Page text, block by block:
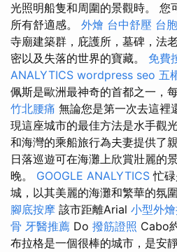
光照明船隻和周圍的景觀時。 您
所有舒適感。 外燴 台中舒壓 台
寺廟建築群，庇護所，墓碑，法
密以及失落的世界的寶藏。 免費
ANALYTICS wordpress seo 五
佩斯是歐洲最神奇的首都之一，
竹北腰痛 無論您是第一次去這裡
現這座城市的最佳方法是水手觀
和海灣的乘船旅行為夫妻提供了
日落巡遊可在海灘上欣賞壯麗的
晚。 GOOGLE ANALYTICS 忙
城，以其美麗的海灘和繁華的氛
腳底按摩 該市距離Arial 小型外
骨 牙醫推薦 Do 撥筋證照 Cabo
布拉格是一個很棒的城市，是安